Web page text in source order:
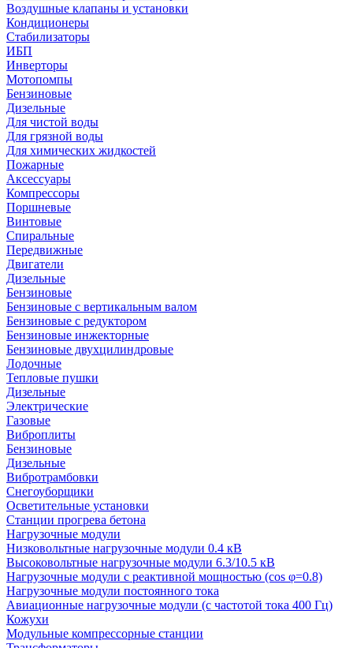
Воздушные клапаны и установки
Кондиционеры
Стабилизаторы
ИБП
Инверторы
Мотопомпы
Бензиновые
Дизельные
Для чистой воды
Для грязной воды
Для химических жидкостей
Пожарные
Аксессуары
Компрессоры
Поршневые
Винтовые
Спиральные
Передвижные
Двигатели
Дизельные
Бензиновые
Бензиновые с вертикальным валом
Бензиновые с редуктором
Бензиновые инжекторные
Бензиновые двухцилиндровые
Лодочные
Тепловые пушки
Дизельные
Электрические
Газовые
Виброплиты
Бензиновые
Дизельные
Вибротрамбовки
Снегоуборщики
Осветительные установки
Станции прогрева бетона
Нагрузочные модули
Низковольтные нагрузочные модули 0.4 кВ
Высоковольтные нагрузочные модули 6.3/10.5 кВ
Нагрузочные модули с реактивной мощностью (cos φ=0.8)
Нагрузочные модули постоянного тока
Авиационные нагрузочные модули (с частотой тока 400 Гц)
Кожухи
Модульные компрессорные станции